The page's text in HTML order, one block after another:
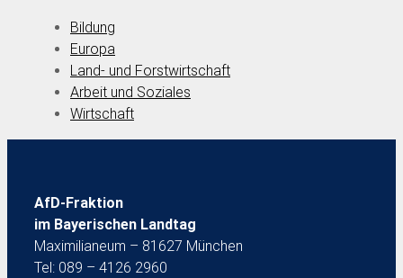
Bildung
Europa
Land- und Forstwirtschaft
Arbeit und Soziales
Wirtschaft
AfD-Fraktion
im Bayerischen Landtag
Maximilianeum – 81627 München
Tel: 089 – 4126 2960